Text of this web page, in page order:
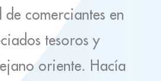
comerciantes en
tesoros y
oriente. Hacía